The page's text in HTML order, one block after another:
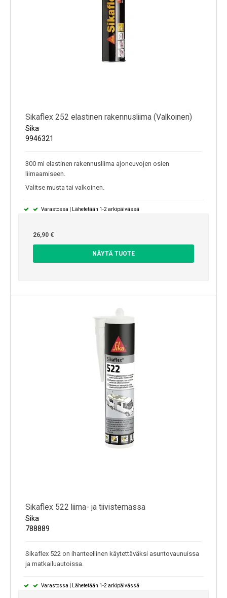
Sikaflex 252 elastinen rakennusliima (Valkoinen)
Sika
9946321
300 ml elastinen rakennusliima ajoneuvojen osien
liimaamiseen.
Valitse musta tai valkoinen.
Varastossa | Lähetetään 1-2 arkipäivässä
26,90 €
NÄYTÄ TUOTE
Sikaflex 522 liima- ja tiivistemassa
Sika
788889
Sikaflex 522 on ihanteellinen käytettäväksi asuntovaunuissa
ja matkailuautoissa.
Varastossa | Lähetetään 1-2 arkipäivässä